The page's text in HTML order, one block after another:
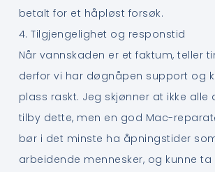
betalt for et håpløst forsøk.
4. Tilgjengelighet og responstid
Når vannskaden er et faktum, teller
derfor vi har døgnåpen support og
plass raskt. Jeg skjønner at ikke alle
tilby dette, men en god Mac-
bør i det minste ha åpningstider
arbeidende mennesker, og kunne ta